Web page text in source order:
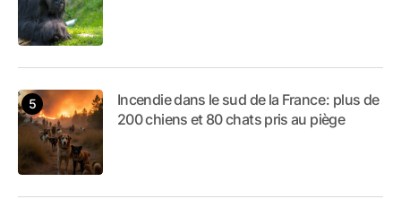
Incendie dans le sud de la France : plus de
200 chiens et 80 chats pris au piège